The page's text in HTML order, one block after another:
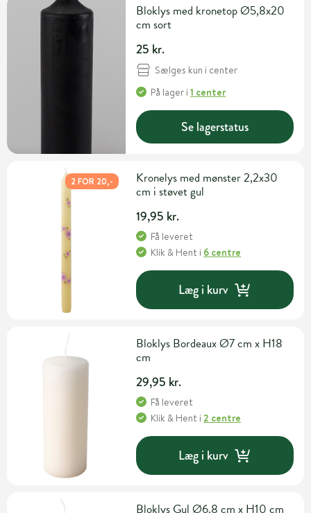
Bloklys med kronetop Ø5,8x20
cm sort
25 kr.
Sælges kun i center
På lager i1 center
Se lagerstatus
2 FOR 20,-
Kronelys med mønster 2,2x30
cm i støvet gul
19,95 kr.
Få leveret
Klik & Hent i 6 centre
Læg i kurv
Bloklys Bordeaux Ø7 cm x H18
cm
29,95 kr.
Få leveret
Klik & Hent i2 centre
Læg i kurv
Bloklys Gul Ø6.8 cm x H10 cm